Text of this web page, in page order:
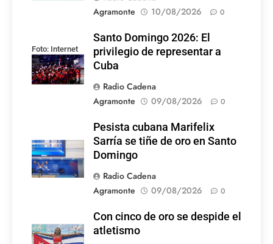
Agramonte
10/08/2026 0
Foto: Internet
Santo Domingo 2026: El
privilegio de representar a
Cuba
Radio Cadena
Agramonte
09/08/2026 0
Pesista cubana Marifelix
Sarría se tiñe de oro en Santo
Domingo
Radio Cadena
Agramonte
09/08/2026 0
Con cinco de oro se despide el
atletismo